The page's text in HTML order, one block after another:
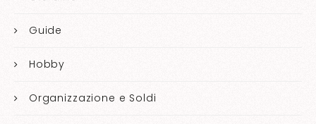
Guide
Hobby
Organizzazione e Soldi